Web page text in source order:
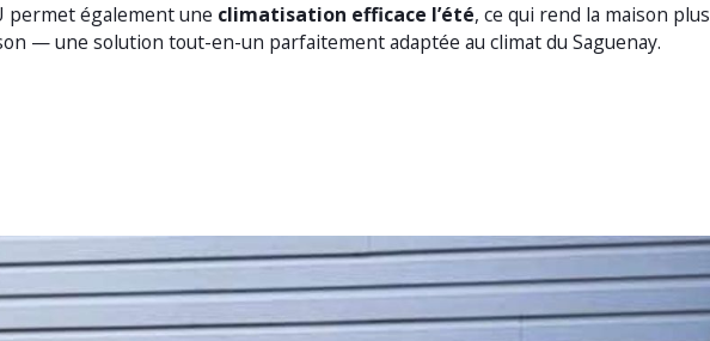
permet également une climatisation efficace l’été, ce qui rend la maison plus
— une solution tout-en-un parfaitement adaptée au climat du Saguenay.